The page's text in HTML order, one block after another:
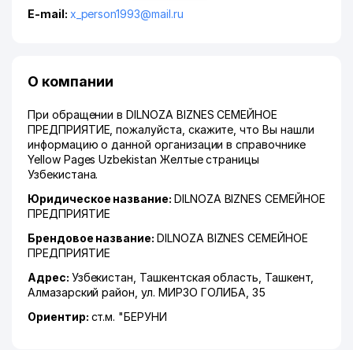
E-mail: x_person1993@mail.ru
О компании
При обращении в DILNOZA BIZNES СЕМЕЙНОЕ
ПРЕДПРИЯТИЕ, пожалуйста, скажите, что Вы нашли
информацию о данной организации в справочнике
Yellow Pages Uzbekistan Желтые страницы
Узбекистана.
Юридическое название: DILNOZA BIZNES СЕМЕЙНОЕ
ПРЕДПРИЯТИЕ
Брендовое название: DILNOZA BIZNES СЕМЕЙНОЕ
ПРЕДПРИЯТИЕ
Адрес: Узбекистан, Ташкентская область Ташкент,
Алмазарский район ,ул. МИРЗО ГОЛИБА , 35
Ориентир: ст.м. "БЕРУНИ